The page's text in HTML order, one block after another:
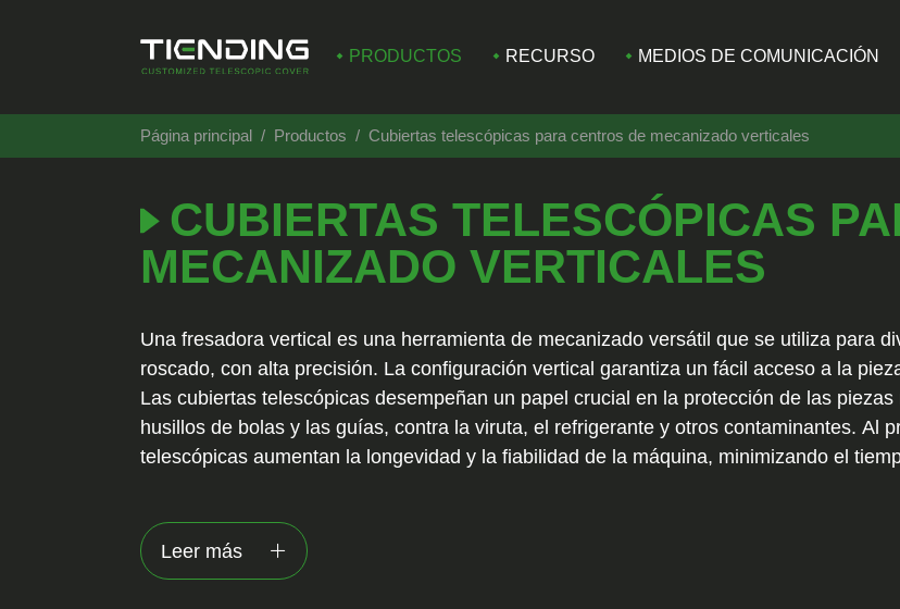
PRODUCTOS RECURSO MEDIOS DE COMUNICACIÓN
Página principal Productos Cubiertas telescópicas para centros de mecanizado verticales
CUBIERTAS TELESCÓPICAS
MECANIZADO VERTICALES
Una fresadora vertical es una herramienta de mecanizado versátil que se utiliza para
roscado, con alta precisión. La configuración vertical garantiza un fácil acceso a la
Las cubiertas telescópicas desempeñan un papel crucial en la protección de las
husillos de bolas y las guías, contra la viruta, el refrigerante y otros contaminantes. Al
telescópicas aumentan la longevidad y la fiabilidad de la máquina, minimizando el
Leer más